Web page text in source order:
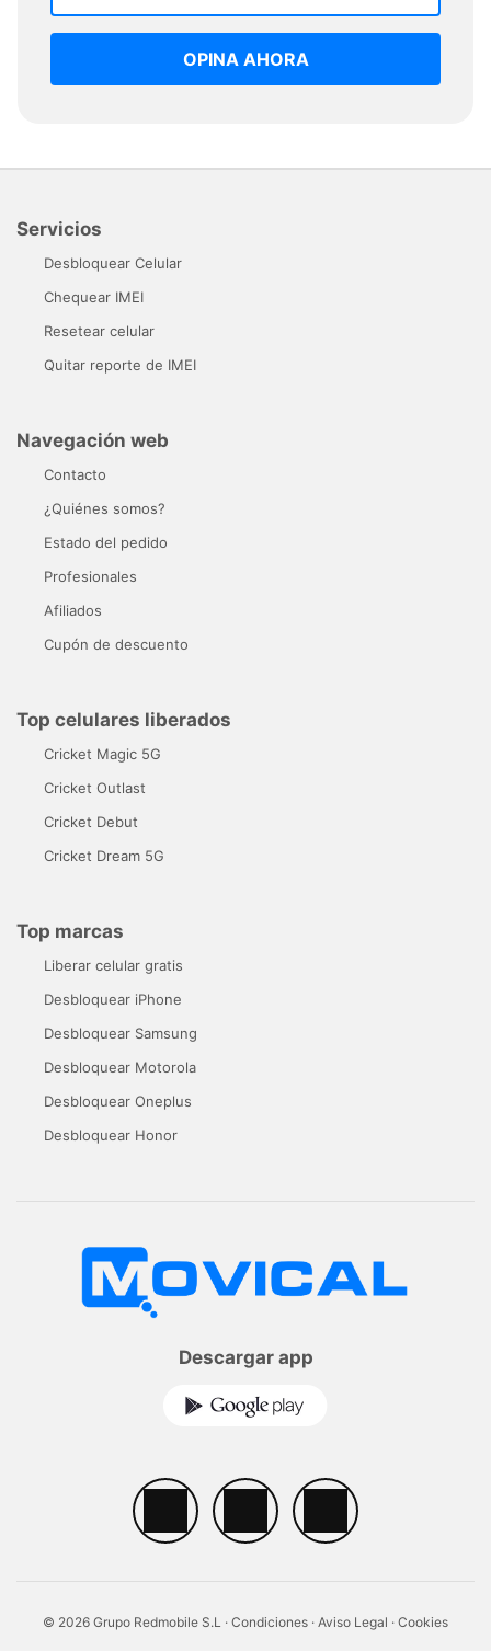
OPINA AHORA
Servicios
Desbloquear Celular
Chequear IMEI
Resetear celular
Quitar reporte de IMEI
Navegación web
Contacto
¿Quiénes somos?
Estado del pedido
Profesionales
Afiliados
Cupón de descuento
Top celulares liberados
Cricket Magic 5G
Cricket Outlast
Cricket Debut
Cricket Dream 5G
Top marcas
Liberar celular gratis
Desbloquear iPhone
Desbloquear Samsung
Desbloquear Motorola
Desbloquear Oneplus
Desbloquear Honor
Descargar app
© 2026 Grupo Redmobile S.L · Condiciones · Aviso Legal · Cookies